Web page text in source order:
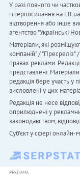
У разі повного чи
гіперпосилання на
відтворення або інше
агентство "Українськi
Матеріали, які
компаній" / "Пресреліз"
правах реклами.
представлені.
редакція бере участь у
висловлені у цих
Редакція не несе
оприлюднені у
законодавством,
Cуб'єкт у сфері онлайн-
РЕКЛАМА